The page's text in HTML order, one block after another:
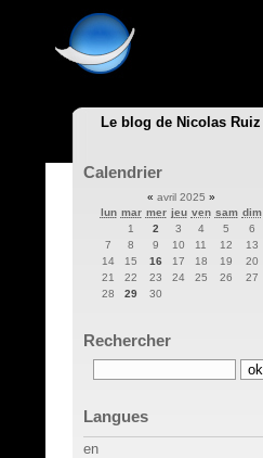
Le blog de Nicolas Ruiz
Calendrier
« avril 2025 »
lun mar mer jeu ven sam dim
1
2 3 4 5
6
7
8 9 10 11 12
13
14
15 16 17 18 19
20
21
22 23 24 25 26
27
28
29 30
Rechercher
Langues
en